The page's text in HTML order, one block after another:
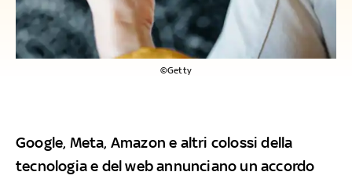
©Getty
Google, Meta, Amazon e altri colossi della
tecnologia e del web annunciano un accordo